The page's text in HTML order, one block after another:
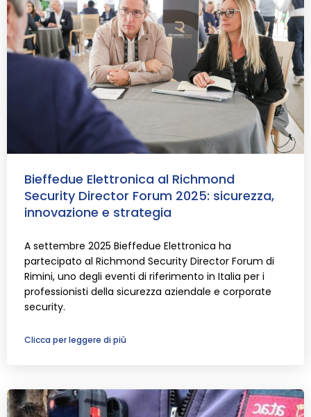
Bieffedue Elettronica al Richmond
Security Director Forum 2025: sicurezza,
innovazione e strategia
A settembre 2025 Bieffedue Elettronica ha
partecipato al Richmond Security Director Forum di
Rimini, uno degli eventi di riferimento in Italia per i
professionisti della sicurezza aziendale e corporate
security.
Clicca per leggere di più